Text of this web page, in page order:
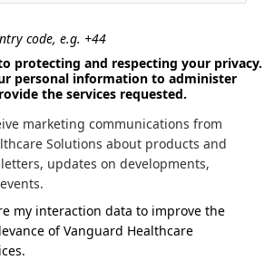
code, e.g. +44
protecting and respecting your privacy.
personal information to administer
the services requested.
marketing communications from
Solutions about products and
updates on developments,
my interaction data to improve the
of Vanguard Healthcare